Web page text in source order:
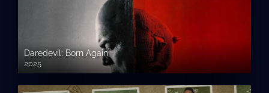
Daredevil: Born Again
2025